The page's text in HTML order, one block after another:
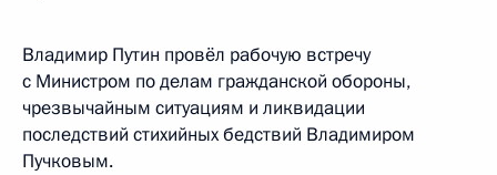
Владимир Путин провёл рабочую встречу
с Министром по делам гражданской обороны,
чрезвычайным ситуациям и ликвидации
последствий стихийных бедствий Владимиром
Пучковым.